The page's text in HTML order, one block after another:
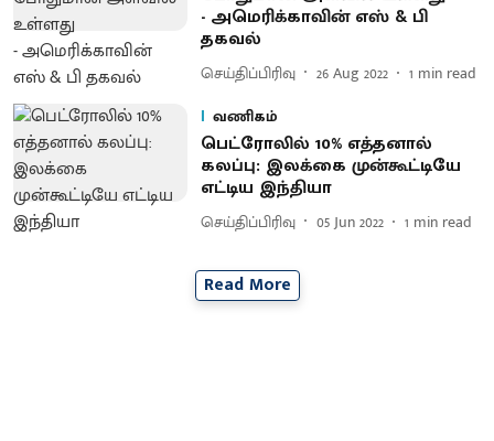
- அமெரிக்காவின் எஸ் & பி
தகவல்
செய்திப்பிரிவு 26 Aug 2022 1 min read
வணிகம்
பெட்ரோலில் 10% எத்தனால்
கலப்பு: இலக்கை முன்கூட்டியே
எட்டிய இந்தியா
செய்திப்பிரிவு 05 Jun 2022 1 min read
Read More